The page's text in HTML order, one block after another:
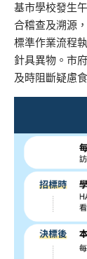
基市學校發生
合稽查及溯源
標準作業流程
針具異物。市
及時阻斷疑慮